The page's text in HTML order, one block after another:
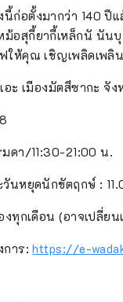
ก่อตั้งมากว่า 140 ปี
อสุกี้ยากี้เหล็กนั นัน
ให้คุณ เชิญเพลิดเพ
ะ เมืองมัตสึซากะ จัง
ดา/11:30-21:00 น.
นหยุดนักขัตฤกษ์ :
ทุกเดือน (อาจเปลี่ย
การ:https://e-